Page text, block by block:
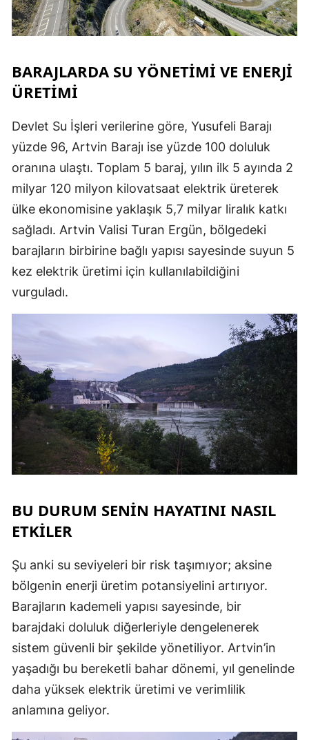
BARAJLARDA SU YÖNETİMİ VE ENERJİ
ÜRETİMİ
Devlet Su İşleri verilerine göre, Yusufeli Barajı
yüzde 96, Artvin Barajı ise yüzde 100 doluluk
oranına ulaştı. Toplam 5 baraj, yılın ilk 5 ayında 2
milyar 120 milyon kilovatsaat elektrik üreterek
ülke ekonomisine yaklaşık 5,7 milyar liralık katkı
sağladı. Artvin Valisi Turan Ergün, bölgedeki
barajların birbirine bağlı yapısı sayesinde suyun 5
kez elektrik üretimi için kullanılabildiğini
vurguladı.
BU DURUM SENİN HAYATINI NASIL
ETKİLER
Şu anki su seviyeleri bir risk taşımıyor; aksine
bölgenin enerji üretim potansiyelini artırıyor.
Barajların kademeli yapısı sayesinde, bir
barajdaki doluluk diğerleriyle dengelenerek
sistem güvenli bir şekilde yönetiliyor. Artvin’in
yaşadığı bu bereketli bahar dönemi, yıl genelinde
daha yüksek elektrik üretimi ve verimlilik
anlamına geliyor.